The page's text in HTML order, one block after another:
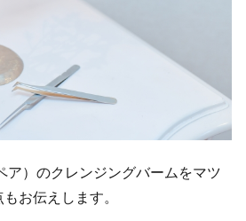
ア）のクレンジングバームをマツ
お伝えします。